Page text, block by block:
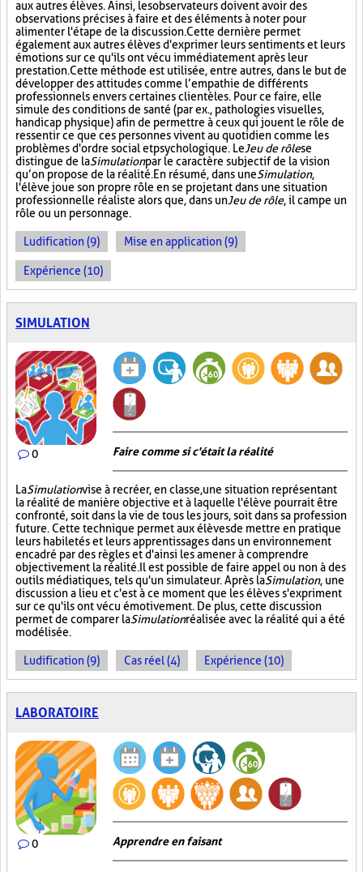
aux autres élèves. Ainsi, les observateurs doivent avoir des
observations précises à faire et des éléments à noter pour
alimenter l'étape de la discussion. Cette dernière permet
également aux autres élèves d'exprimer leurs sentiments et leurs
émotions sur ce qu'ils ont vécu immédiatement après leur
prestation. Cette méthode est utilisée, entre autres, dans le but de
développer des attitudes comme l’empathie de différents
professionnels envers certaines clientèles. Pour ce faire, elle
simule des conditions de santé (par ex., pathologies visuelles,
handicap physique) afin de permettre à ceux qui jouent le rôle de
ressentir ce que ces personnes vivent au quotidien comme les
problèmes d'ordre social et psychologique. LeJeu de rôlese
distingue de laSimulationpar le caractère subjectif de la vision
qu’on propose de la réalité. En résumé, dans uneSimulation,
l'élève joue son propre rôle en se projetant dans une situation
professionnelle réaliste alors que, dans unJeu de rôle, il campe un
rôle ou un personnage.
Ludification (9) Mise en application (9)
Expérience (10)
SIMULATION
0 Faire comme si c'était la réalité
LaSimulationvise à recréer, en classe, une situation représentant
la réalité de manière objective et à laquelle l'élève pourrait être
confronté, soit dans la vie de tous les jours, soit dans sa profession
future. Cette technique permet aux élèves de mettre en pratique
leurs habiletés et leurs apprentissages dans un environnement
encadré par des règles et d'ainsi les amener à comprendre
objectivement la réalité. Il est possible de faire appel ou non à des
outils médiatiques, tels qu'un simulateur. Après laSimulation, une
discussion a lieu et c'est à ce moment que les élèves s'expriment
sur ce qu'ils ont vécu émotivement. De plus, cette discussion
permet de comparer laSimulationréalisée avec la réalité qui a été
modélisée.
Ludification (9) Cas réel (4) Expérience (10)
LABORATOIRE
0 Apprendre en faisant